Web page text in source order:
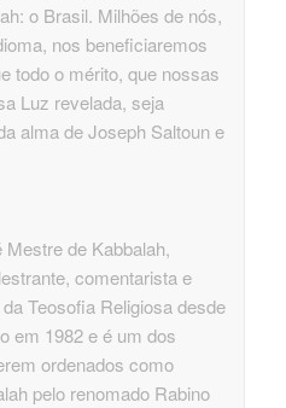
o Brasil. Milhões de nós,
nos beneficiaremos
todo o mérito, que nossas
Luz revelada, seja
alma de Joseph Saltoun e
de Kabbalah,
comentarista e
Teosofia Religiosa desde
em 1982 e é um dos
ordenados como
pelo renomado Rabino